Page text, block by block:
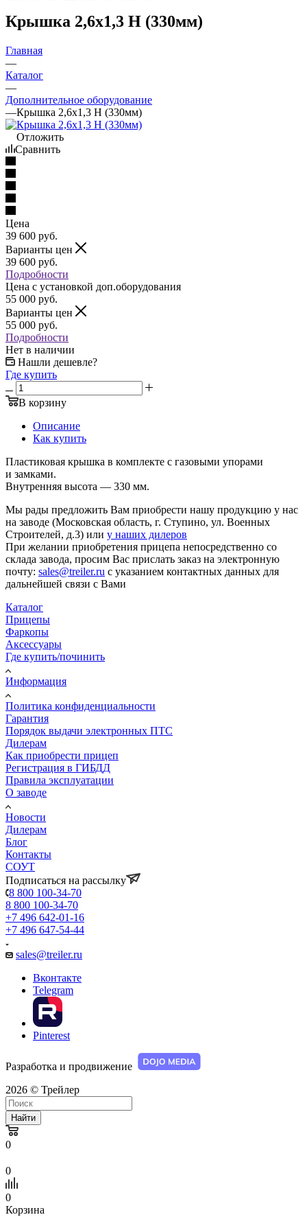
Крышка 2,6х1,3 Н (330мм)
Главная
—
Каталог
—
Дополнительное оборудование
—Крышка 2,6х1,3 Н (330мм)
Отложить
Сравнить
Цена
39 600 руб.
Варианты цен
39 600 руб.
Подробности
Цена c установкой доп.оборудования
55 000 руб.
Варианты цен
55 000 руб.
Подробности
Нет в наличии
Нашли дешевле?
Где купить
В корзину
Описание
Как купить
Пластиковая крышка в комплекте с газовыми упорами
и замками.
Внутренняя высота — 330 мм.
Мы рады предложить Вам приобрести нашу продукцию у нас
на заводе (Московская область, г. Ступино, ул. Военных
Строителей, д.3) или у наших дилеров
При желании приобретения прицепа непосредственно со
склада завода, просим Вас прислать заказ на электронную
почту: sales@treiler.ru с указанием контактных данных для
дальнейшей связи с Вами
Каталог
Прицепы
Фаркопы
Аксессуары
Где купить/починить
Информация
Политика конфиденциальности
Гарантия
Порядок выдачи электронных ПТС
Дилерам
Как приобрести прицеп
Регистрация в ГИБДД
Правила эксплуатации
О заводе
Новости
Дилерам
Блог
Контакты
СОУТ
Подписаться на рассылку
8 800 100-34-70
8 800 100-34-70
+7 496 642-01-16
+7 496 647-54-44
sales@treiler.ru
Вконтакте
Telegram
Pinterest
Разработка и продвижение
2026 © Трейлер
Найти
0
0
0
Корзина